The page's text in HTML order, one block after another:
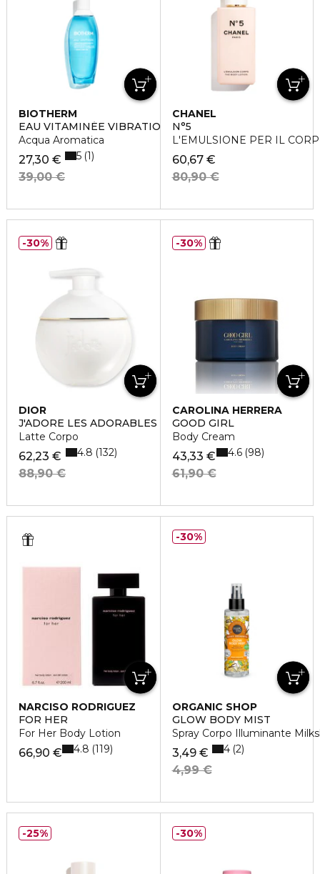
BIOTHERM
EAU VITAMINÉE VIBRATION BERGAMOTE
Acqua Aromatica
27,30 €
39,00 €
5 1
CHANEL
N°5
L'EMULSIONE PER IL
60,67 €
80,90 €
DIOR
J'ADORE LES ADORABLES
Latte Corpo
62,23 €
88,90 €
4.8 132
30%
CAROLINA HERRERA
GOOD GIRL
Body Cream
43,33 €
61,90 €
4.6 98
30%
NARCISO RODRIGUEZ
FOR HER
For Her Body Lotion
66,90 € 4.8 119
ORGANIC SHOP
GLOW BODY MIST
Spray Corpo Illuminante
3,49 €
4,99 €
4 2
30%
25% 30%